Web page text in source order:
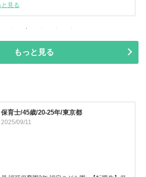
と見る
もっと見る
保育士/45歳/20-25年/東京都
2025/09/11